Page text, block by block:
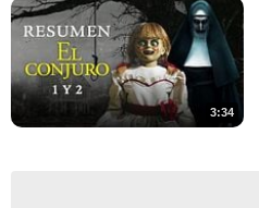
3:34